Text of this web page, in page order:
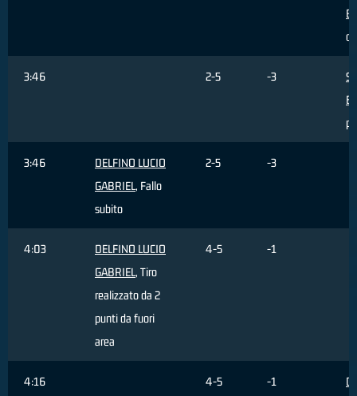
3:46 2-5 -3
3:46
DELFINO LUCIO
GABRIEL, Fallo
subito
2-5 -3
4:03
DELFINO LUCIO
GABRIEL, Tiro
realizzato da 2
punti da fuori
area
4-5 -1
4:16 4-5 -1